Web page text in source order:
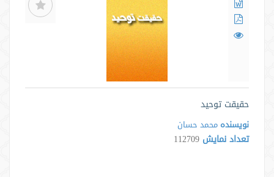
حقیقت توحید
نویسنده محمد حسان
تعداد نمایش 112709